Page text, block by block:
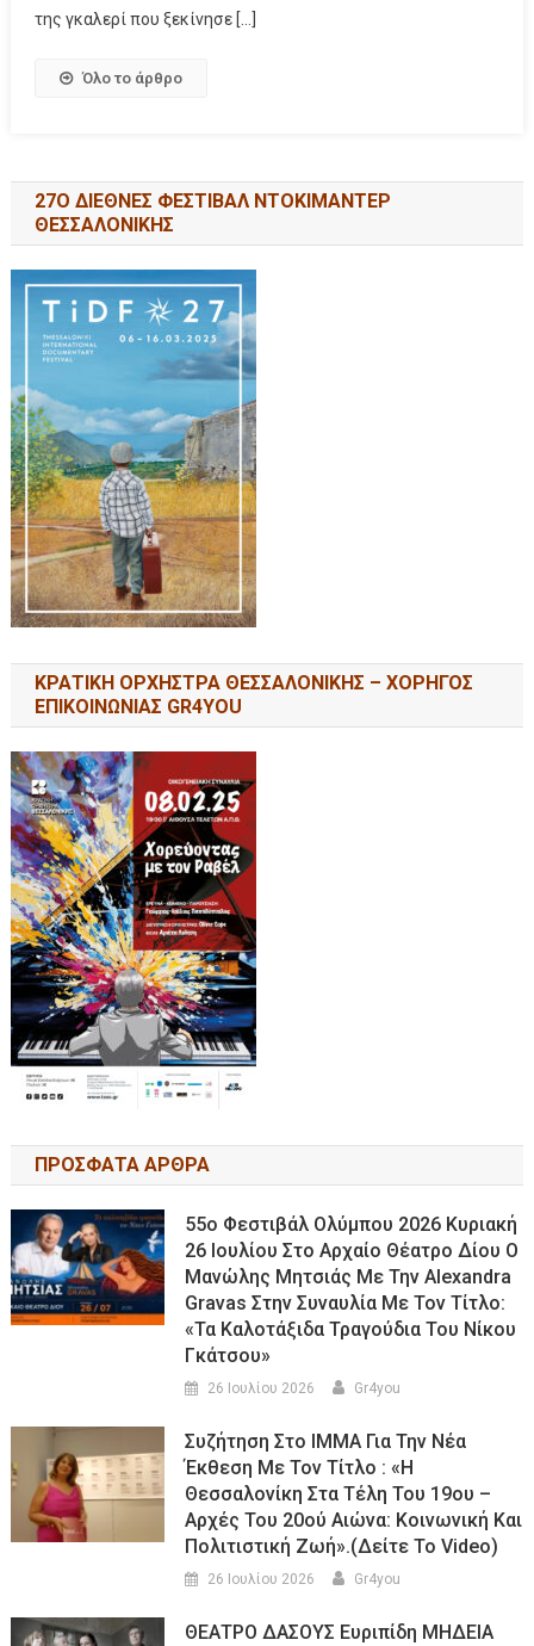
της γκαλερί που ξεκίνησε […]
Όλο το άρθρο
27Ο ΔΙΕΘΝΕΣ ΦΕΣΤΙΒΑΛ ΝΤΟΚΙΜΑΝΤΕΡ
ΘΕΣΣΑΛΟΝΙΚΗΣ
ΚΡΑΤΙΚΗ ΟΡΧΗΣΤΡΑ ΘΕΣΣΑΛΟΝΙΚΗΣ – ΧΟΡΗΓΟΣ
ΕΠΙΚΟΙΝΩΝΙΑΣ GR4YOU
ΠΡΟΣΦΑΤΑ ΑΡΘΡΑ
55ο Φεστιβάλ Ολύμπου 2026 Κυριακή
26 Ιουλίου Στο Αρχαίο Θέατρο Δίου Ο
Μανώλης Μητσιάς Με Την Alexandra
Gravas Στην Συναυλία Με Τον Τίτλο:
«τα Καλοτάξιδα Τραγούδια Του Νίκου
Γκάτσου»
26 Ιουλίου 2026 Gr4you
Συζήτηση Στο ΙΜΜΑ Για Την Νέα
Έκθεση Με Τον Τίτλο : «Η
Θεσσαλονίκη Στα Τέλη Του 19ου –
Αρχές Του 20ού Αιώνα: Κοινωνική Και
Πολιτιστική Ζωή».(Δείτε Το Video)
26 Ιουλίου 2026 Gr4you
ΘΕΑΤΡΟ ΔΑΣΟΥΣ Ευριπίδη ΜΗΔΕΙΑ